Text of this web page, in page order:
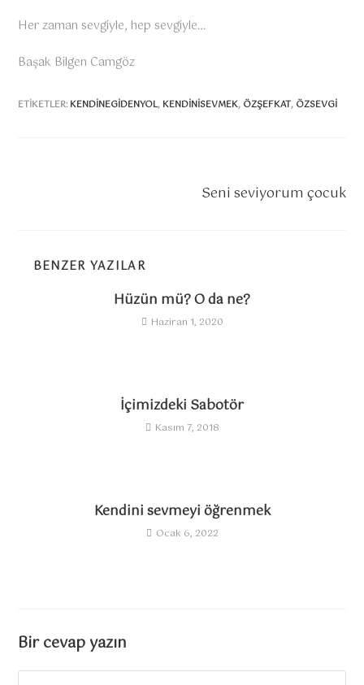
Her zaman sevgiyle, hep sevgiyle…
Başak Bilgen Camgöz
ETIKETLER:KENDINEGIDENYOL, KENDINISEVMEK, ÖZŞEFKAT, ÖZSEVGI
Seni seviyorum çocuk
BENZER YAZILAR
Hüzün mü? O da ne?
Haziran 1, 2020
İçimizdeki Sabotör
Kasım 7, 2018
Kendini sevmeyi öğrenmek
Ocak 6, 2022
Bir cevap yazın